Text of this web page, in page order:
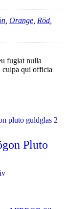
, Orange, Röd,
fugiat nulla
culpa qui officia
Pluto
här